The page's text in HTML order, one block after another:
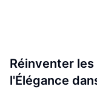
Réinventer
l'Élégance